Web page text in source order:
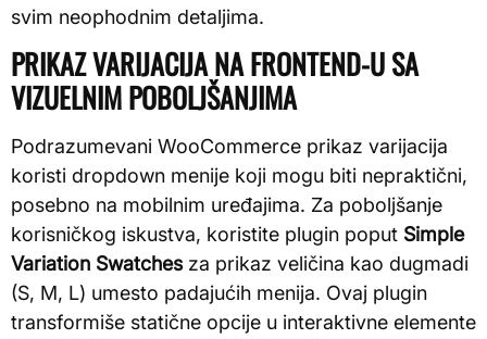
svim neophodnim detaljima.
PRIKAZ VARIJACIJA NA FRONTEND-U SA
VIZUELNIM POBOLJŠANJIMA
Podrazumevani WooCommerce prikaz varijacija
koristi dropdown menije koji mogu biti nepraktični,
posebno na mobilnim uređajima. Za poboljšanje
korisničkog iskustva, koristite plugin poput Simple
Variation Swatchesza prikaz veličina kao dugmadi
(S, M, L) umesto padajućih menija. Ovaj plugin
transformiše statične opcije u interaktivne elemente